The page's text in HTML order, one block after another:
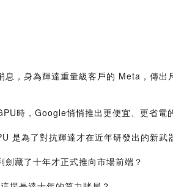
息，身為輝達重量級客戶的 Meta，傳
時，Google悄悄推出更便宜、更省
是為了對抗輝達才在近年研發出的新
劍藏了十年才正式推向市場前端？